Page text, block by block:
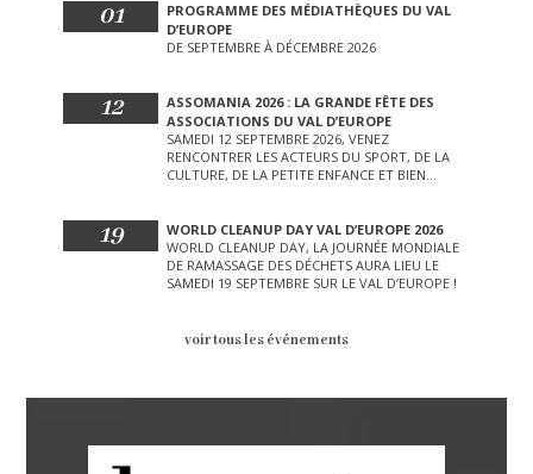
01
PROGRAMME DES MÉDIATHÈQUES DU VAL
D’EUROPE
DE SEPTEMBRE À DÉCEMBRE 2026
12
ASSOMANIA 2026 : LA GRANDE FÊTE DES
ASSOCIATIONS DU VAL D’EUROPE
SAMEDI 12 SEPTEMBRE 2026, VENEZ
RENCONTRER LES ACTEURS DU SPORT, DE LA
CULTURE, DE LA PETITE ENFANCE ET BIEN
19
WORLD CLEANUP DAY VAL D’EUROPE 2026
WORLD CLEANUP DAY, LA JOURNÉE MONDIALE
DE RAMASSAGE DES DÉCHETS AURA LIEU LE
SAMEDI 19 SEPTEMBRE SUR LE VAL D’EUROPE !
voir tous les événements